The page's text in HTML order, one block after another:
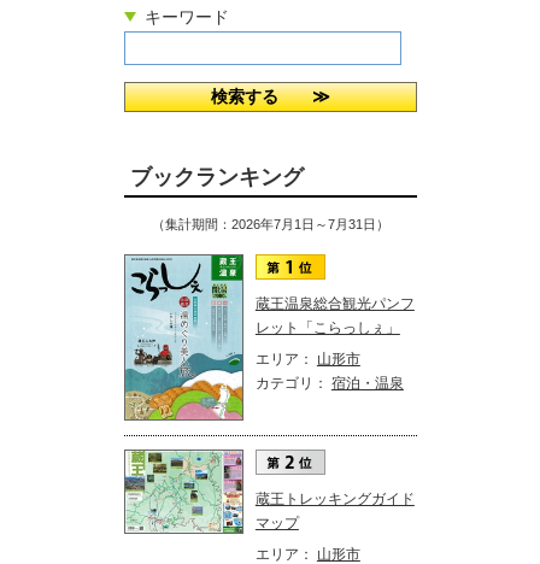
キーワード
ブックランキング
（集計期間：2026年7月1日～7月31日）
蔵王温泉総合観光パンフ
レット「こらっしぇ」
エリア： 山形市
カテゴリ： 宿泊・温泉
蔵王トレッキングガイド
マップ
エリア： 山形市